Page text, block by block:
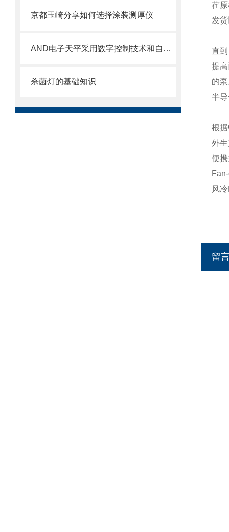
京都玉崎分享如何选择涂装测厚仪
AND电子天平采用数字控制技术和自动零位跟踪技术
杀菌灯的基础知识
荏
发
直
提
的
半
根
外
便
风
留